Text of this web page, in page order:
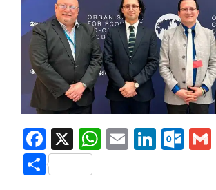
Facebook
X WhatsApp
Email
Compartir